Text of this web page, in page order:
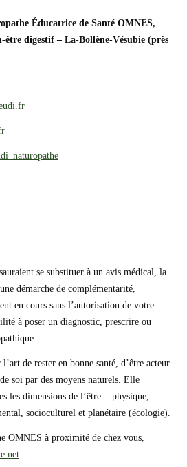
Éducatrice de Santé OMNES,
être digestif – La-Bollène-Vésubie (près
se substituer à un avis médical, la
démarche de complémentarité,
en cours sans l’autorisation de votre
à poser un diagnostic, prescrire ou
de rester en bonne santé, d’être acteur
soi par des moyens naturels. Elle
les dimensions de l’être : physique,
socioculturel et planétaire (écologie).
OMNES à proximité de chez vous,
.